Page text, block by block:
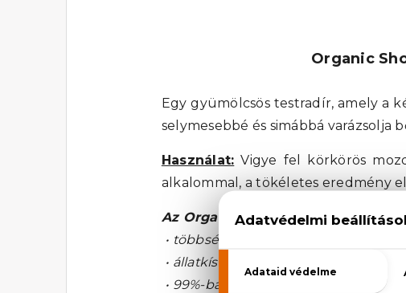
Organic
Egy gyümölcsös testradír, amely a
selymesebbé és simábbá
Használat: Vigye fel körkörös
alkalommal, a tökéletes eredmény
Az Organic Shop
• többsége a nemzetközi BDIH és
• állatkísérlet mentesek
• 99%-ban természetes